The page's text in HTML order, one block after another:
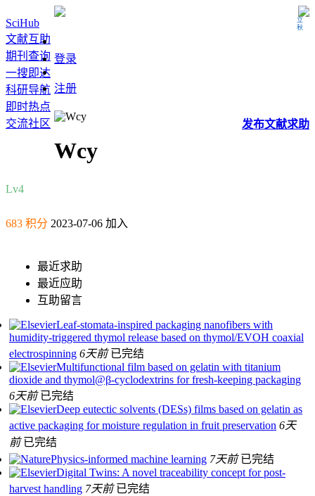
立秋
SciHub
文献互助
期刊查询
一搜即达
科研导航
即时热点
交流社区
登录
注册
发布文献求助
Wcy
Lv4
683 积分 2023-07-06 加入
最近求助
最近应助
互助留言
Leaf-stomata-inspired packaging nanofibers with
humidity-triggered thymol release based on thymol/EVOH coaxial
electrospinning 6天前 已完结
Multifunctional film based on gelatin with titanium
dioxide and thymol@β-cyclodextrins for fresh-keeping packaging
6天前 已完结
Deep eutectic solvents (DESs) films based on gelatin as
active packaging for moisture regulation in fruit preservation 6天
前 已完结
Physics-informed machine learning 7天前 已完结
Digital Twins: A novel traceability concept for post-
harvest handling 7天前 已完结